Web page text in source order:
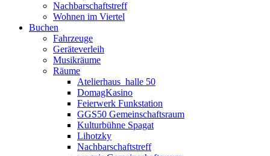
Nachbarschaftstreff
Wohnen im Viertel
Buchen
Fahrzeuge
Geräteverleih
Musikräume
Räume
Atelierhaus_halle 50
DomagKasino
Feierwerk Funkstation
GGS50 Gemeinschaftsraum
Kulturbühne Spagat
Lihotzky
Nachbarschaftstreff